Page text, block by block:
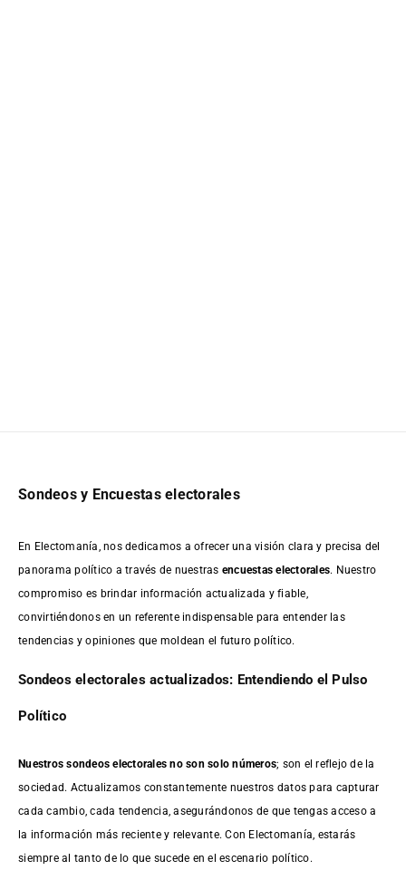
Sondeos y Encuestas electorales
En Electomanía, nos dedicamos a ofrecer una visión clara y precisa del
panorama político a través de nuestras encuestas electorales. Nuestro
compromiso es brindar información actualizada y fiable,
convirtiéndonos en un referente indispensable para entender las
tendencias y opiniones que moldean el futuro político.
Sondeos electorales actualizados: Entendiendo el Pulso
Político
Nuestros sondeos electorales no son solo números; son el reflejo de la
sociedad. Actualizamos constantemente nuestros datos para capturar
cada cambio, cada tendencia, asegurándonos de que tengas acceso a
la información más reciente y relevante. Con Electomanía, estarás
siempre al tanto de lo que sucede en el escenario político.